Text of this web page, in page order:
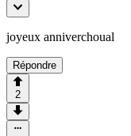
joyeux anniverchoual
Répondre
2